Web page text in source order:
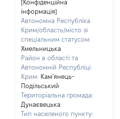
[Конфіденційна
інформація]
Автономна Республіка
Крим/область/місто зі
спеціальним статусом:
Хмельницька
Район в області та
Автономній Республіці
Крим: Кам’янець-
Подільський
Територіальна громада:
Дунаєвецька
Тип населеного пункту: